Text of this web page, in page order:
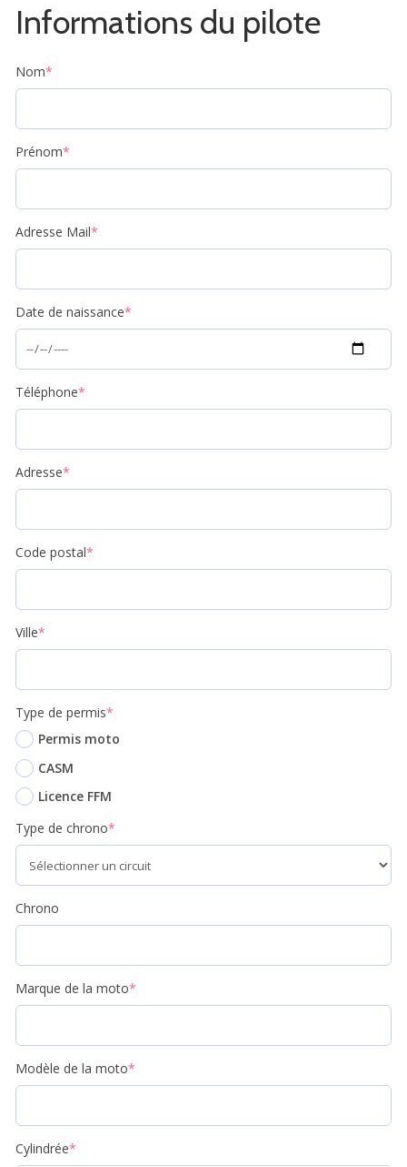
Informations du pilote
Nom*
Prénom*
Adresse Mail*
Date de naissance*
Téléphone*
Adresse*
Code postal*
Ville*
Type de permis*
Permis moto
CASM
Licence FFM
Type de chrono*
Chrono
Marque de la moto*
Modèle de la moto*
Cylindrée*